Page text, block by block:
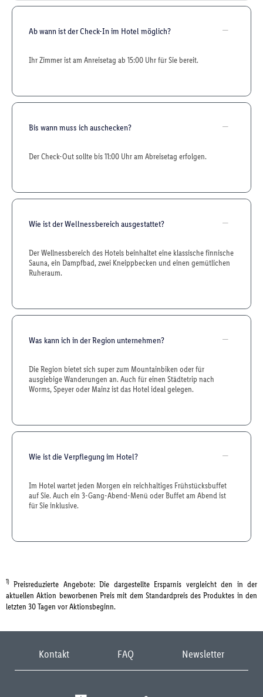
Ab wann ist der Check-In im Hotel möglich?
Ihr Zimmer ist am Anreisetag ab 15:00 Uhr für Sie bereit.
Bis wann muss ich auschecken?
Der Check-Out sollte bis 11:00 Uhr am Abreisetag erfolgen.
Wie ist der Wellnessbereich ausgestattet?
Der Wellnessbereich des Hotels beinhaltet eine klassische finnische
Sauna, ein Dampfbad, zwei Kneippbecken und einen gemütlichen
Ruheraum.
Was kann ich in der Region unternehmen?
Die Region bietet sich super zum Mountainbiken oder für
ausgiebige Wanderungen an. Auch für einen Städtetrip nach
Worms, Speyer oder Mainz ist das Hotel ideal gelegen.
Wie ist die Verpflegung im Hotel?
Im Hotel wartet jeden Morgen ein reichhaltiges Frühstücksbuffet
auf Sie. Auch ein 3-Gang-Abend-Menü oder Buffet am Abend ist
für Sie inklusive.
1) Preisreduzierte Angebote: Die dargestellte Ersparnis vergleicht den in der
aktuellen Aktion beworbenen Preis mit dem Standardpreis des Produktes in den
letzten 30 Tagen vor Aktionsbeginn.
Kontakt FAQ Newsletter